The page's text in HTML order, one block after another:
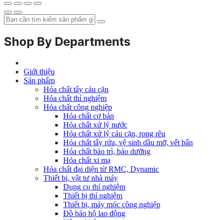
Shop By Departments
Giới thiệu
Sản phẩm
Hóa chất tẩy cáu cặn
Hóa chất thí nghiệm
Hóa chất công nghiệp
Hóa chất cơ bản
Hóa chất xử lý nước
Hóa chất xử lý cáu cặn, rong rêu
Hóa chất tẩy rửa, vệ sinh dầu mỡ, vết bẩn
Hóa chất bảo trì, bảo dưỡng
Hóa chất xi mạ
Hóa chất đại diện từ RMC, Dynamic
Thiết bị, vật tư nhà máy
Dụng cụ thí nghiệm
Thiết bị thí nghiệm
Thiết bị, máy móc công nghiệp
Đồ bảo hộ lao động